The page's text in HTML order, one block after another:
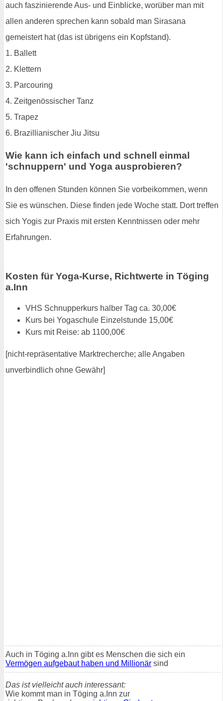
auch faszinierende Aus- und Einblicke, worüber man mit
allen anderen sprechen kann sobald man Sirasana
gemeistert hat (das ist übrigens ein Kopfstand).
1. Ballett
2. Klettern
3. Parcouring
4. Zeitgenössischer Tanz
5. Trapez
6. Brazillianischer Jiu Jitsu
Wie kann ich einfach und schnell einmal
'schnuppern' und Yoga ausprobieren?
In den offenen Stunden können Sie vorbeikommen, wenn
Sie es wünschen. Diese finden jede Woche statt. Dort treffen
sich Yogis zur Praxis mit ersten Kenntnissen oder mehr
Erfahrungen.
Kosten für Yoga-Kurse, Richtwerte in Töging
a.Inn
VHS Schnupperkurs halber Tag ca. 30,00€
Kurs bei Yogaschule Einzelstunde 15,00€
Kurs mit Reise: ab 1100,00€
[nicht-repräsentative Marktrecherche; alle Angaben
unverbindlich ohne Gewähr]
Auch in Töging a.Inn gibt es Menschen die sich ein
Vermögen aufgebaut haben und Millionär sind
Das ist vielleicht auch interessant:
Wie kommt man in Töging a.Inn zur